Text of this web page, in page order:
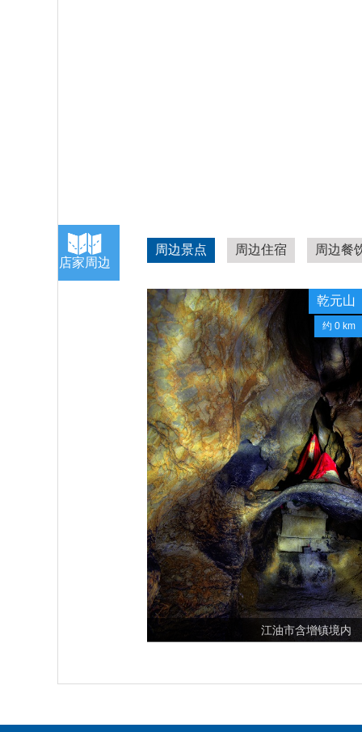
店家周边
周边景点 周边住宿 周边餐
乾元山
约 0 km
江油市含增镇境内